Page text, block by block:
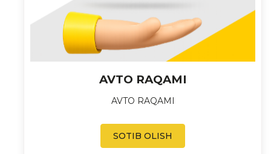
AVTO RAQAMI
AVTO RAQAMI
SOTIB OLISH